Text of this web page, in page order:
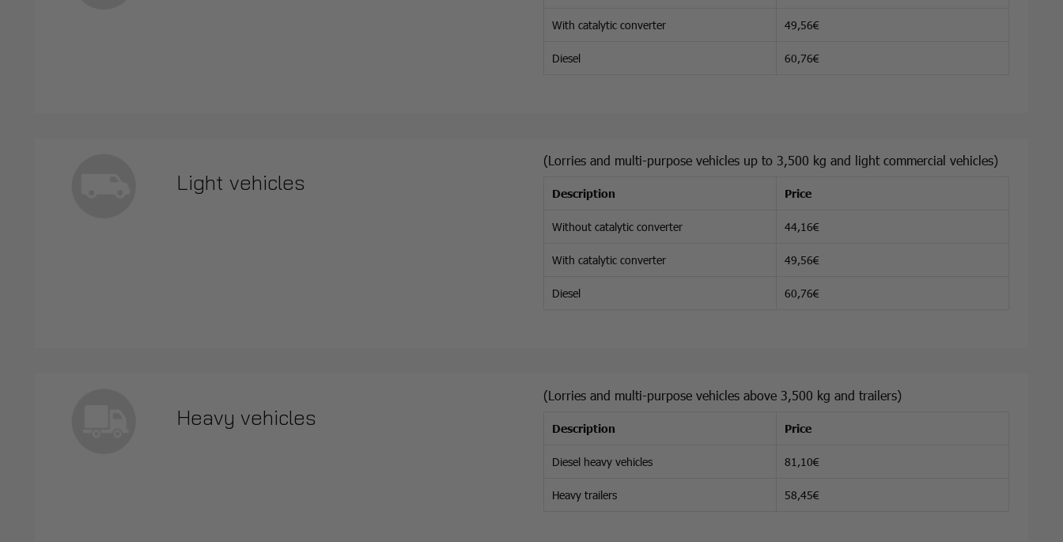
With catalytic converter 49,56€
Diesel 60,76€
Light vehicles
(Lorries and multi-purpose vehicles up to 3,500 kg and light commercial vehicles)
Description Price
Without catalytic converter 44,16€
With catalytic converter 49,56€
Diesel 60,76€
Heavy vehicles
(Lorries and multi-purpose vehicles above 3,500 kg and trailers)
Description Price
Diesel heavy vehicles 81,10€
Heavy trailers 58,45€